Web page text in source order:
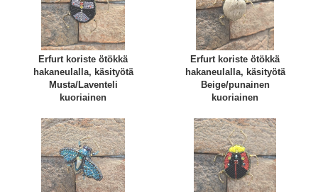
Erfurt koriste ötökkä
hakaneulalla, käsityötä
Musta/Laventeli
kuoriainen
Erfurt koriste ötökkä
hakaneulalla, käsityötä
Beige/punainen
kuoriainen